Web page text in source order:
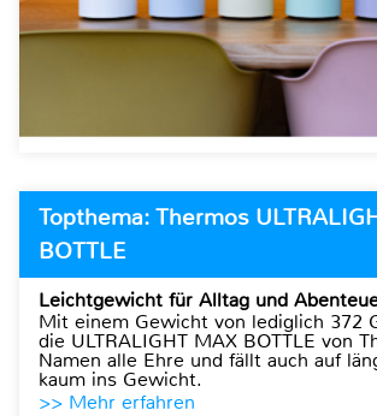
Topthema: Thermos
BOTTLE
Leichtgewicht für Alltag und
Mit einem Gewicht von lediglich 372
die ULTRALIGHT MAX BOTTLE von
Namen alle Ehre und fällt auch auf
kaum ins Gewicht.
>> Mehr erfahren